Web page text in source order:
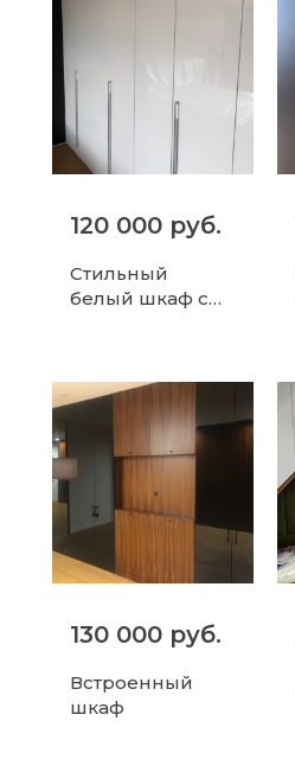
120 000 руб.
Стильный
белый шкаф с
ручками
130 000 руб.
Встроенный
шкаф